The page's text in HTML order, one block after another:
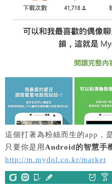
這個打著為粉絲而生的app，
只要你是用 Android的智慧手
http://m.mydol.co.kr/market